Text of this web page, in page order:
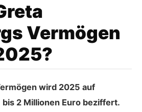
Vermögen
wird 2025 auf
2 Millionen Euro beziffert.